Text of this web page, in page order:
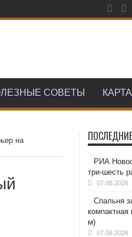
СОВЕТЫ
на
РИА
три-шесть
07.08.2026
Спальня
м)
07.08.2026